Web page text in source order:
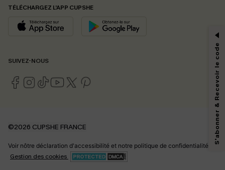
TÉLÉCHARGEZ L’APP CUPSHE
SUIVEZ-NOUS
©2026 CUPSHE FRANCE
Voir nôtre déclaration d'accessibilité et notre politique de confidentialité.
Gestion des cookies
PROFITEZ DE -15%
-15% dès 2 Achetés par E-mail
En soumettant votre adresse e-mail, vous acceptez de recevoir des e-mails
marketing (y compris du contenu généré par l'IA) de Cupshe et
personnaliser nos contenus et nos offres, et de vous recommander des
Politique de
confidentialité. Vous pouvez vous désabonner à tout moment.
S'abonner & Recevoir le code